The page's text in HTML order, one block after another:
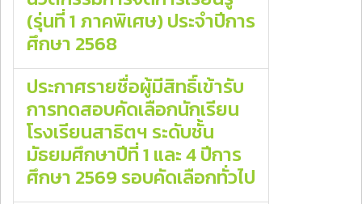
(รุ่นที่ 1 ภาคพิเศษ) ประจําปีการ
ศึกษา 2568
ประกาศรายชื่อผู้มีสิทธิ์เข้ารับ
การทดสอบคัดเลือกนักเรียน
โรงเรียนสาธิตฯ ระดับชั้น
มัธยมศึกษาปีที่ 1 และ 4 ปีการ
ศึกษา 2569 รอบคัดเลือกทั่วไป